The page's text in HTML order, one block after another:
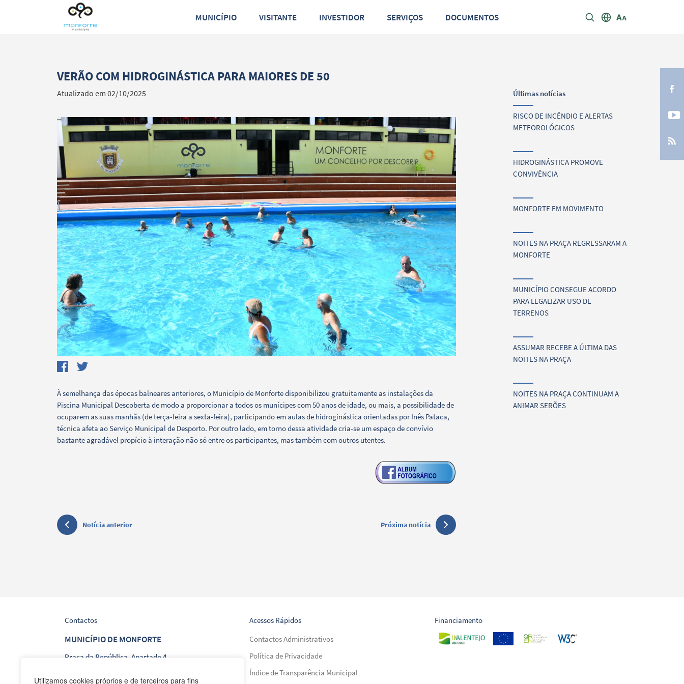
Utilizamos cookies próprios e de terceiros para fins
MUNICÍPIO VISITANTE INVESTIDOR SERVIÇOS DOCUMENTOS
Termo de Pesquisa
VERÃO COM HIDROGINÁSTICA PARA MAIORES DE 50
Atualizado em 02/10/2025
À semelhança das épocas balneares anteriores, o Município de Monforte disponibilizou gratuitamente as instalações da
Piscina Municipal Descoberta de modo a proporcionar a todos os munícipes com 50 anos de idade, ou mais, a possibilidade de
ocuparem as suas manhãs (de terça-feira a sexta-feira), participando em aulas de hidroginástica orientadas por Inês Pataca,
técnica afeta ao Serviço Municipal de Desporto. Por outro lado, em torno dessa atividade cria-se um espaço de convívio
bastante agradável propício à interação não só entre os participantes, mas também com outros utentes.
Notícia anterior Próxima notícia
Últimas notícias
RISCO DE INCÊNDIO E ALERTAS
METEOROLÓGICOS
HIDROGINÁSTICA PROMOVE
CONVIVÊNCIA
MONFORTE EM MOVIMENTO
NOITES NA PRAÇA REGRESSARAM A
MONFORTE
MUNICÍPIO CONSEGUE ACORDO
PARA LEGALIZAR USO DE
TERRENOS
ASSUMAR RECEBE A ÚLTIMA DAS
NOITES NA PRAÇA
NOITES NA PRAÇA CONTINUAM A
ANIMAR SERÕES
Contactos
MUNICÍPIO DE MONFORTE
Praça da República, Apartado 4
Acessos Rápidos
Contactos Administrativos
Política de Privacidade
Índice de Transparência Municipal
Financiamento